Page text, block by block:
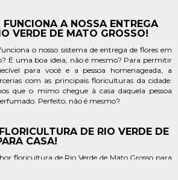
A NOSSA ENTREGA
VERDE DE MATO GROSSO!
o nosso sistema de entrega de flores em
É uma boa ideia, não é mesmo? Para permitir
para você e a pessoa homenageada, a
com as principais floriculturas da cidade.
que o mimo chegue à casa daquela pessoa
Perfeito, não é mesmo?
DE RIO VERDE DE
CASA!
floricultura de Rio Verde de Mato Grosso para